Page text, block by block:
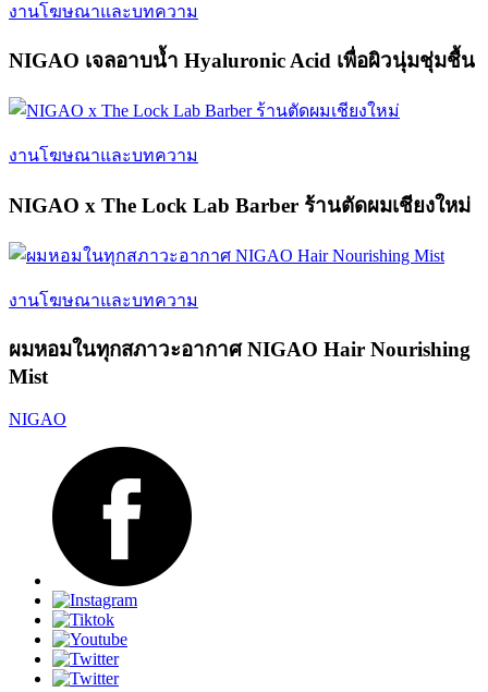
งานโฆษณาและบทความ
NIGAO เจลอาบน้ำ Hyaluronic Acid เพื่อผิวนุ่มชุ่มชื้น
งานโฆษณาและบทความ
NIGAO x The Lock Lab Barber ร้านตัดผมเชียงใหม่
งานโฆษณาและบทความ
ผมหอมในทุกสภาวะอากาศ NIGAO Hair Nourishing
Mist
NIGAO